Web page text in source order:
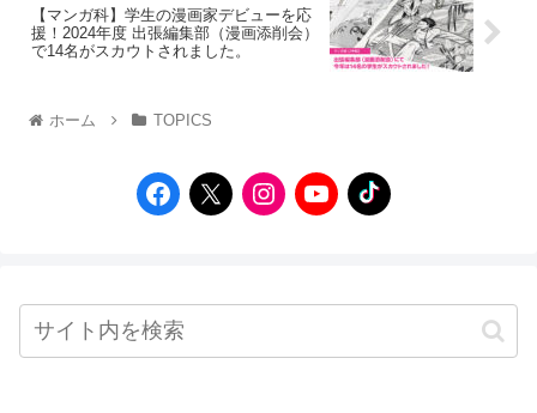
【マンガ科】学生の漫画家デビューを応
援！2024年度 出張編集部（漫画添削会）
で14名がスカウトされました。
ホーム TOPICS